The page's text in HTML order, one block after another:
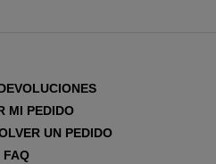
MI PEDIDO
UN PEDIDO
FAQ